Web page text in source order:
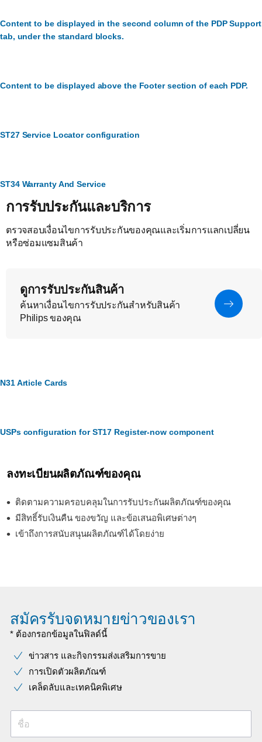
Content to be displayed in the second column of the PDP Support
tab, under the standard blocks.
Content to be displayed above the Footer section of each PDP.
ST27 Service Locator configuration
ST34 Warranty And Service
การรับประกันและบริการ
ตรวจสอบเงื่อนไขการรับประกันของคุณและเริ่มการแลกเปลี่ยน
หรือซ่อมแซมสินค้า
ดูการรับประกันสินค้า
ค้นหาเงื่อนไขการรับประกันสำหรับสินค้า
Philips ของคุณ
N31 Article Cards
USPs configuration for ST17 Register-now component
ลงทะเบียนผลิตภัณฑ์ของคุณ
ติดตามความครอบคลุมในการรับประกันผลิตภัณฑ์ของคุณ
มีสิทธิ์รับเงินคืน ของขวัญ และข้อเสนอพิเศษต่างๆ
เข้าถึงการสนับสนุนผลิตภัณฑ์ได้โดยง่าย
สมัครรับจดหมายข่าวของเรา
* ต้องกรอกข้อมูลในฟิลด์นี้
ข่าวสาร และกิจกรรมส่งเสริมการขาย
การเปิดตัวผลิตภัณฑ์
เคล็ดลับและเทคนิคพิเศษ
ชื่อ